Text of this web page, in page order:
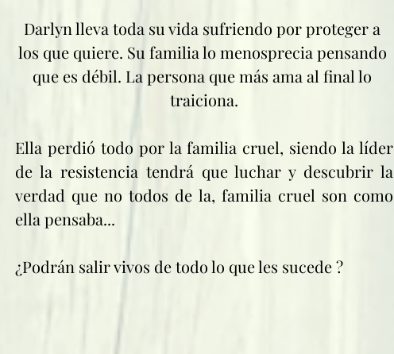
Darlyn lleva toda su vida sufriendo por proteger a
los que quiere. Su familia lo menosprecia pensando
que es débil. La persona que más ama al final lo
traiciona.
Ella perdió todo por la familia cruel, siendo la líder
de la resistencia tendrá que luchar y descubrir la
verdad que no todos de la, familia cruel son como
ella pensaba...
¿Podrán salir vivos de todo lo que les sucede ?